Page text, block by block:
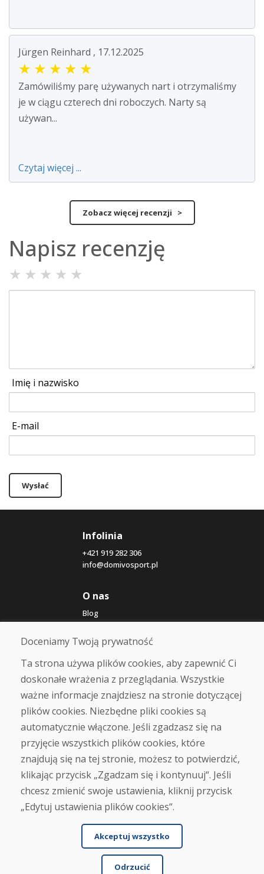
Jürgen Reinhard , 17.12.2025
★ ★ ★ ★ ★
Zamówiliśmy parę używanych nart i otrzymaliśmy
je w ciągu czterech dni roboczych. Narty są
używan...
Czytaj więcej ...
Zobacz więcej recenzji >
Napisz recenzję
★ ★ ★ ★ ★
Imię i nazwisko
E-mail
Wysłać
Infolinia
+421 919 282 306
info@domivosport.pl
O nas
Blog
O nas
Sklep
Kontakt
Zakup
Sklep internetowy
Warunki handlowe
Transport
Zapłata
Skarga
Zwrot i wymiana towaru
Ochrona danych osobowych
Cookies
Doceniamy Twoją prywatność
Ta strona używa plików cookies, aby zapewnić Ci
doskonałe wrażenia z przeglądania. Wszystkie
ważne informacje znajdziesz na stronie dotyczącej
plików cookies. Niezbędne pliki cookies są
automatycznie włączone. Jeśli zgadzasz się na
przyjęcie wszystkich plików cookies, które
znajdują się na tej stronie, możesz to potwierdzić,
klikając przycisk „Zgadzam się i kontynuuj“. Jeśli
chcesz zmienić swoje ustawienia, kliknij przycisk
„Edytuj ustawienia plików cookies“.
Akceptuj wszystko
Odrzucić